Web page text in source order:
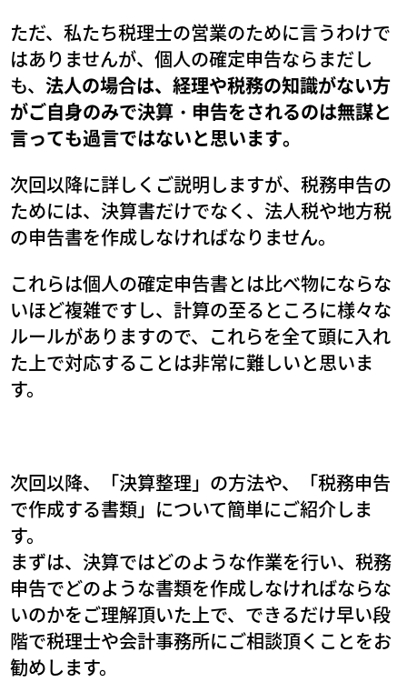
ただ、私たち税理士の営業のために言うわけで
はありませんが、個人の確定申告ならまだし
も、法人の場合は、経理や税務の知識がない方
がご自身のみで決算・申告をされるのは無謀と
言っても過言ではないと思います。
次回以降に詳しくご説明しますが、税務申告の
ためには、決算書だけでなく、法人税や地方税
の申告書を作成しなければなりません。
これらは個人の確定申告書とは比べ物にならな
いほど複雑ですし、計算の至るところに様々な
ルールがありますので、これらを全て頭に入れ
た上で対応することは非常に難しいと思いま
す。
次回以降、「決算整理」の方法や、「税務申告
で作成する書類」について簡単にご紹介しま
す。
まずは、決算ではどのような作業を行い、税務
申告でどのような書類を作成しなければならな
いのかをご理解頂いた上で、できるだけ早い段
階で税理士や会計事務所にご相談頂くことをお
勧めします。